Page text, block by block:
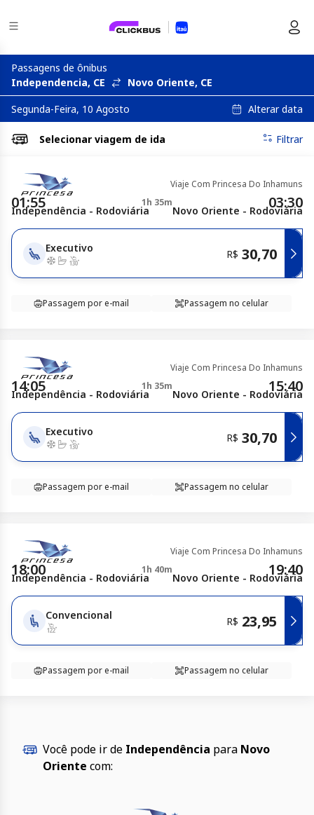
Passagens de ônibus
Independencia, CE
Novo Oriente, CE
Segunda-Feira, 10 Agosto
Alterar data
Selecionar viagem de ida Filtrar
Viaje Com Princesa Do Inhamuns
01:55 1h 35m 03:30
Independência - Rodoviária Novo Oriente - Rodoviária
Executivo R$ 30,70
Passagem por e-mail Passagem no celular
Viaje Com Princesa Do Inhamuns
14:05 1h 35m 15:40
Independência - Rodoviária Novo Oriente - Rodoviária
Executivo R$ 30,70
Passagem por e-mail Passagem no celular
Viaje Com Princesa Do Inhamuns
18:00 1h 40m 19:40
Independência - Rodoviária Novo Oriente - Rodoviária
Convencional R$ 23,95
Passagem por e-mail Passagem no celular
Você pode ir de Independência para Novo
Oriente com: